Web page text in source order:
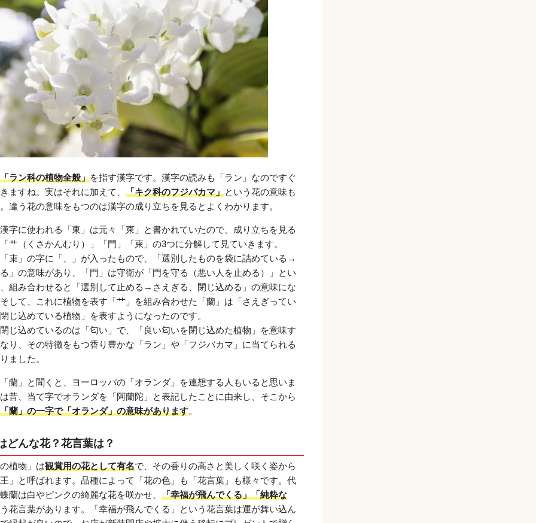
「ラン科の植物全般」を指す漢字です。漢字の読みも「ラン」なのですぐ
ますね。実はそれに加えて、 「キク科のフジバカマ」という花の意味も
違う花の意味をもつのは漢字の成り立ちを見るとよくわかります。
字に使われる「東」は元々「柬」と書かれていたので、成り立ちを見る
艹（くさかんむり）」「門」「柬」の3つに分解して見ていきます。
束」の字に「、」が入ったもので、「選別したものを袋に詰めている→
」の意味があり、「門」は守衛が「門を守る（悪い人を止める）」とい
組み合わせると「選別して止める→さえぎる、閉じ込める」の意味にな
して、これに植物を表す「艹」を組み合わせた「蘭」は「さえぎってい
じ込めている植物」を表すようになったのです。
じ込めているのは「匂い」で、「良い匂いを閉じ込めた植物」を意味す
り、その特徴をもつ香り豊かな「ラン」や「フジバカマ」に当てられる
ました。
蘭」と聞くと、ヨーロッパの「オランダ」を連想する人もいると思いま
昔、当て字でオランダを「阿蘭陀」と表記したことに由来し、そこから
「蘭」の一字で「オランダ」の意味があります。
どんな花？花言葉は？
植物」は観賞用の花として有名で、その香りの高さと美しく咲く姿から
」と呼ばれます。品種によって「花の色」も「花言葉」も様々です。代
蘭は白やピンクの綺麗な花を咲かせ、 「幸福が飛んでくる」「純粋な
花言葉があります。「幸福が飛んでくる」という花言葉は運が舞い込ん